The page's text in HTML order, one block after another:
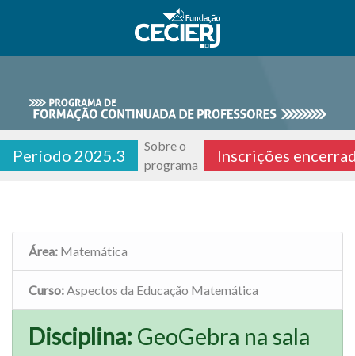
Período 2025.3
Sobre o
programa
Inscrições
Área: Matemática
Curso:Aspectos da Educação Matemática
Disciplina: GeoGebra na sala